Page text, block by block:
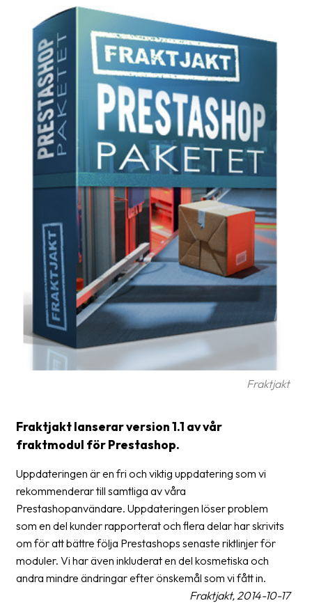
frågor
&
svar
Ordlista
Paketering
Frakthandlingar
Skrivarinställningar
Tulldeklarationer
Leveransvillkor
Upphämtningar
Manualer
Nedladdningar
Streckkodsläsare
företaget
Fraktjakt
Pressrum
Medarbetare
Jobb
&
Fraktjakt
Fraktjakt lanserar version 1.1 av vår
fraktmodul för Prestashop.
Uppdateringen är en fri och viktig uppdatering som vi
rekommenderar till samtliga av våra
Prestashopanvändare. Uppdateringen löser problem
som en del kunder rapporterat och flera delar har skrivits
om för att bättre följa Prestashops senaste riktlinjer för
moduler. Vi har även inkluderat en del kosmetiska och
andra mindre ändringar efter önskemål som vi fått in.
Fraktjakt, 2014-10-17